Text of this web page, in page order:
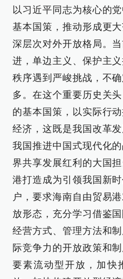
以习近平同志为核心的
基本国策，推动形成更
深层次对外开放格局。
进，单边主义、保护主
秩序遇到严峻挑战，不
多。在这个重要历史关
的基本国策，以实际行
经济，这既是我国改革
我国推进中国式现代化
界共享发展红利的大国
港打造成为引领我国新
户，要求海南自由贸易
放形态，充分学习借鉴
经营方式、管理方法和
际竞争力的开放政策和
要素流动型开放，加快